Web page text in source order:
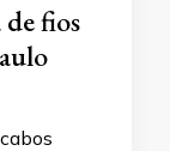
fios